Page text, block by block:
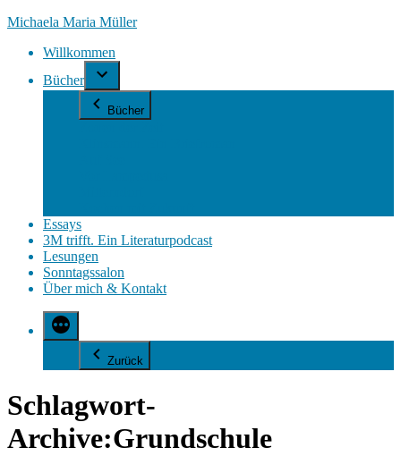
Zum
springen
Michaela Maria Müller
Willkommen
Bücher
Bücher
Essays
3M trifft. Ein Literaturpodcast
Lesungen
Sonntagssalon
Über mich & Kontakt
Zurück
Schlagwort-
Archive:Grundschule